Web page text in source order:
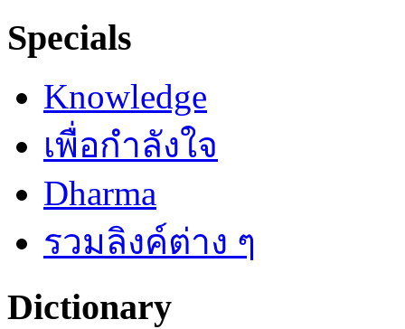
Specials
Knowledge
เพื่อกำลังใจ
Dharma
รวมลิงค์ต่าง ๆ
Dictionary